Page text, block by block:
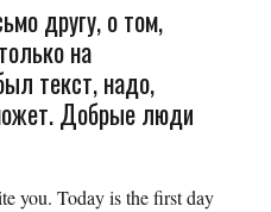
другу, о том,
на
текст, надо,
Добрые люди
you. Today is the first day